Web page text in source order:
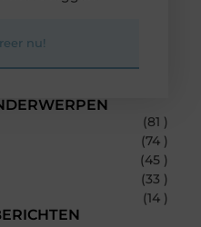
(81 )
(74 )
(45 )
(33 )
(14 )
nu!